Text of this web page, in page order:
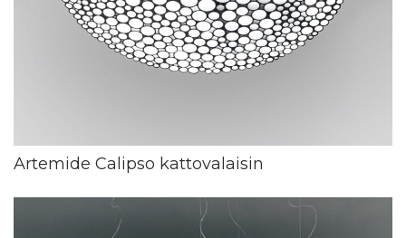
Artemide Calipso kattovalaisin